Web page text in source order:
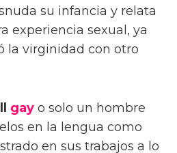
su infancia y relata
experiencia sexual, ya
la virginidad con otro
gay o solo un hombre
en la lengua como
en sus trabajos a lo